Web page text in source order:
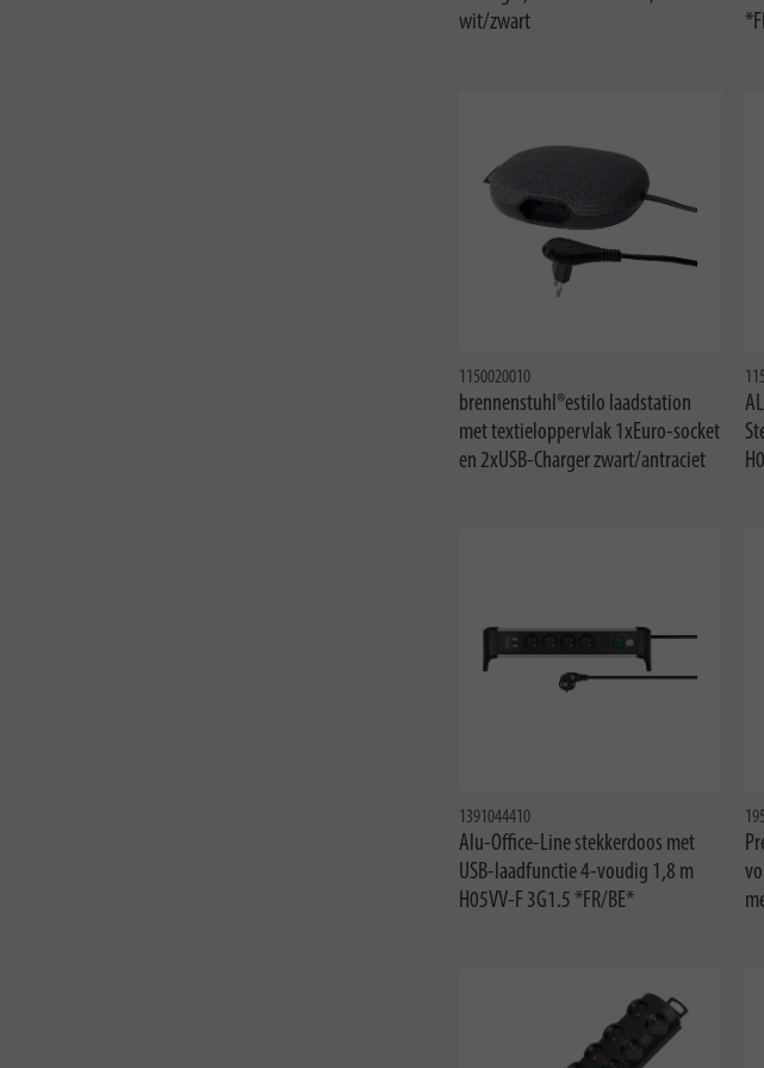
wit/zwart
1150020010
brennenstuhl®estilo laadstation
met textieloppervlak 1xEuro-socket
en 2xUSB-Charger zwart/antraciet
1391044410
Alu-Office-Line stekkerdoos met
USB-laadfunctie 4-voudig 1,8 m
H05VV-F 3G1.5 *FR/BE*